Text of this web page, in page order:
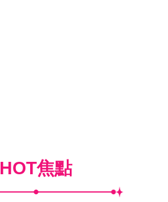
HOT焦點